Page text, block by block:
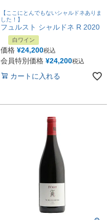
【ここにとんでもないシャルドネありま
した！】
フュルスト シャルドネ R 2020
白ワイン
価格 ¥24,200税込
会員特別価格 ¥24,200税込
カートに入れる